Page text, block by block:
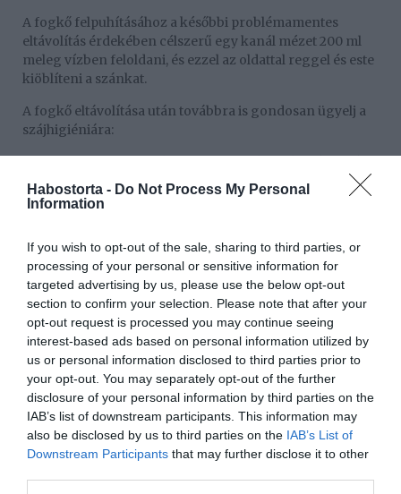
Habostorta - Do Not Process My Personal
Information
If you wish to opt-out of the sale, sharing to third parties, or
processing of your personal or sensitive information for
targeted advertising by us, please use the below opt-out
section to confirm your selection. Please note that after your
opt-out request is processed you may continue seeing
interest-based ads based on personal information utilized by
us or personal information disclosed to third parties prior to
your opt-out. You may separately opt-out of the further
disclosure of your personal information by third parties on the
IAB’s list of downstream participants. This information may
also be disclosed by us to third parties on the IAB’s List of
Downstream Participants that may further disclose it to other
A fogkő felpuhításához a későbbi problémamentes
eltávolítás érdekében célszerű egy kanál mézet 200 ml
meleg vízben feloldani, és ezzel az oldattal reggel és este
kiöblíteni a szánkat.
A fogkő eltávolítása után továbbra is gondosan ügyelj a
szájhigiéniára:
ki a szádat, és használj fogselymet. A fogkő ezután sokkal
lassabban fog kialakulni.
hogy megfelelően ápold a szájüregedet. A fogkefe
típusát illetően a legjobb, ha fogorvosodtól kérsz
tanácsot, vannak azonban általános elvek a fogkefe
kiválasztására:
A normál (kézi) puha sörtéjű fogkefék gyermekek és
fokozott zománcérzékenységben vagy ínybetegségben
szenvedők számára megfelelőek;
A közepesen kemény sörtéjű kefék 12 éves kortól
ajánlottak, ha a szájüreg lágy szövetei egészségesek;
Az elektromos fogkefék mindenki számára alkalmasak,
mert hatékonyan távolítják el a lepedéket és nem